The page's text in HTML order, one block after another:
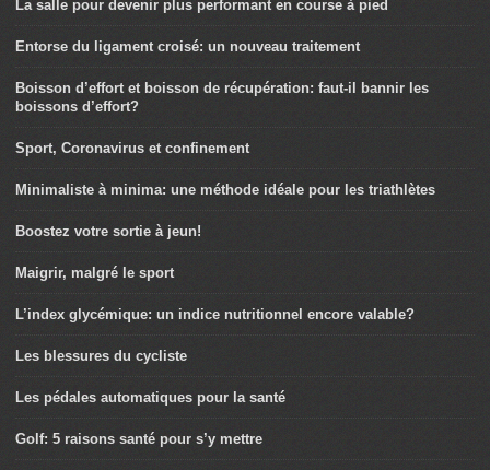
La salle pour devenir plus performant en course à pied
Entorse du ligament croisé: un nouveau traitement
Boisson d’effort et boisson de récupération: faut-il bannir les
boissons d’effort?
Sport, Coronavirus et confinement
Minimaliste à minima: une méthode idéale pour les triathlètes
Boostez votre sortie à jeun!
Maigrir, malgré le sport
L’index glycémique: un indice nutritionnel encore valable?
Les blessures du cycliste
Les pédales automatiques pour la santé
Golf: 5 raisons santé pour s’y mettre